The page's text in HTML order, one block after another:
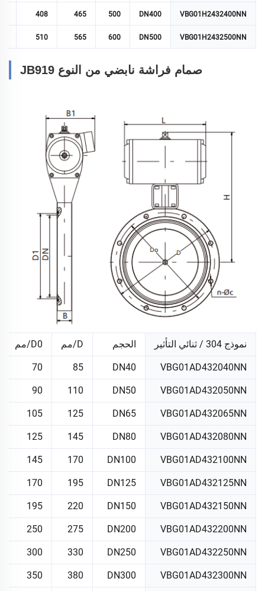
VBG01H2432400NN
DN400
500
465
408
VBG01H2432500NN
DN500
600
565
510
صمام فراشة نابضي من النوع JB919
نموذج 304 / ثنائي التأثير الحجم D/مم D0/مم
VBG01AD432040NN
DN40
85
70
VBG01AD432050NN
DN50
110
90
VBG01AD432065NN
DN65
125
105
VBG01AD432080NN
DN80
145
125
VBG01AD432100NN
DN100
170
145
VBG01AD432125NN
DN125
195
170
VBG01AD432150NN
DN150
220
195
VBG01AD432200NN
DN200
275
250
VBG01AD432250NN
DN250
330
300
VBG01AD432300NN
DN300
380
350